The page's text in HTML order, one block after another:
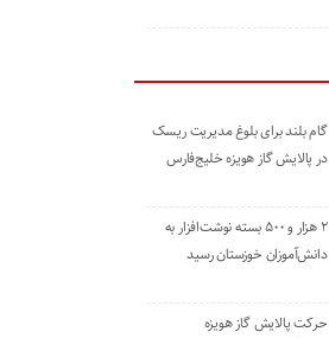
گام بلند برای بلوغ مدیریت ریسک
در پالایش گاز هویزه خلیج‌فارس
۲ هزار و ۵۰۰ بسته نوشت‌افزار به
دانش‌آموزان خوزستان رسید
حرکت پالایش گاز هویزه